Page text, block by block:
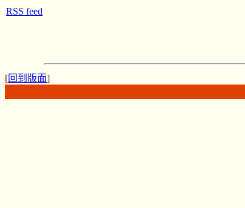
[回到版面]
RSS feed